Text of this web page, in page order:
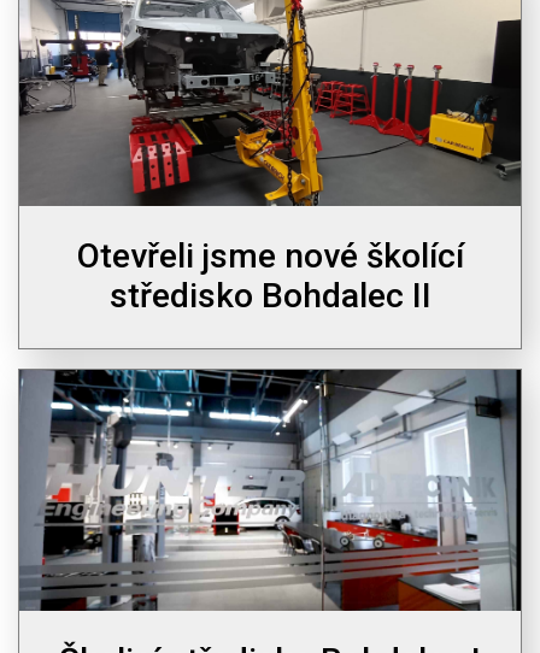
Otevřeli jsme nové školící
středisko Bohdalec II